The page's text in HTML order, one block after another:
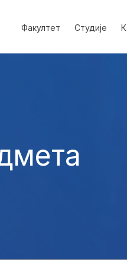
Факултет Студије